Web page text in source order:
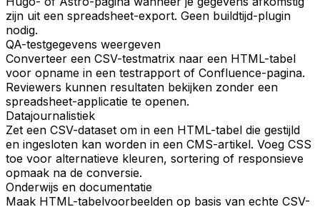
zijn uit een spreadsheet-export. Geen buildtijd-plugin
nodig.
QA-testgegevens weergeven
Converteer een CSV-testmatrix naar een HTML-tabel
voor opname in een testrapport of Confluence-pagina.
Reviewers kunnen resultaten bekijken zonder een
spreadsheet-applicatie te openen.
Datajournalistiek
Zet een CSV-dataset om in een HTML-tabel die gestijld
en ingesloten kan worden in een CMS-artikel. Voeg CSS
toe voor alternatieve kleuren, sortering of responsieve
opmaak na de conversie.
Onderwijs en documentatie
Maak HTML-tabelvoorbeelden op basis van echte CSV-